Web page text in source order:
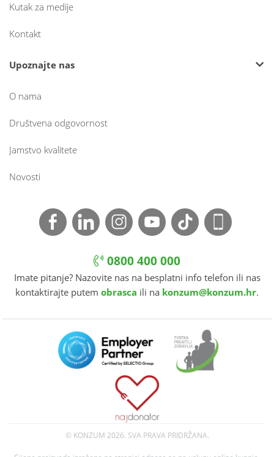
Kutak za medije
Kontakt
Upoznajte nas
O nama
Društvena odgovornost
Jamstvo kvalitete
Novosti
0800 400 000
Imate pitanje? Nazovite nas na besplatni info telefon ili nas
kontaktirajte putem obrasca ili na konzum@konzum.hr.
© KONZUM 2026. SVA PRAVA PRIDRŽANA.